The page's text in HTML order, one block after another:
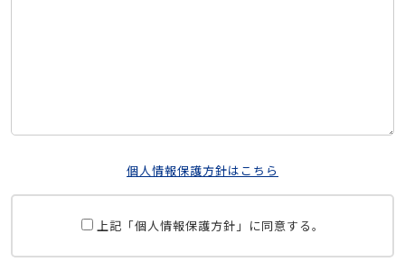
個人情報保護方針はこちら
上記「個人情報保護方針」に同意する。